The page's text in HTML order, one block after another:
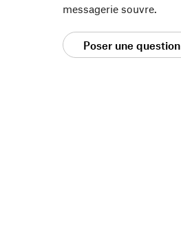
messagerie souvre.
Poser une question